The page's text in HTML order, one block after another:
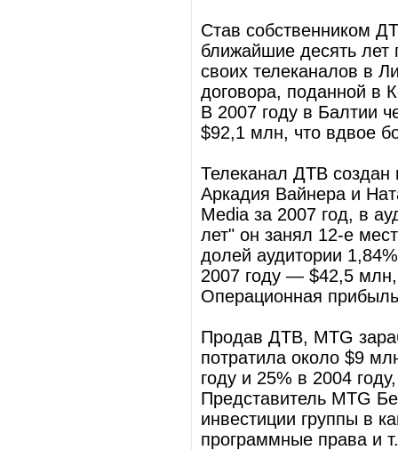
Став собственником
ближайшие десять
своих телеканалов в
договора, поданной
В 2007 году в Балтии
$92,1 млн, что вдвое
Телеканал ДТВ создан
Аркадия Вайнера и
Media за 2007 год, в
лет" он занял 12-е
долей аудитории
2007 году — $42,5
Операционная
Продав ДТВ, MTG
потратила около $9
году и 25% в 2004
Представитель MTG
инвестиции группы в
программные права и